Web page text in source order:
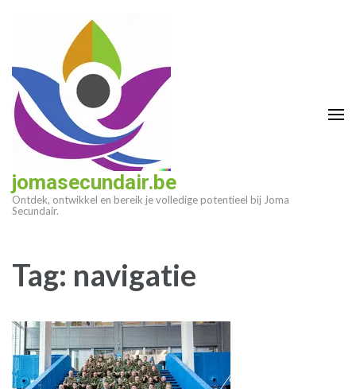
(druk
enter)
jomasecundair.be
Ontdek, ontwikkel en bereik je volledige potentieel bij Joma
Secundair.
Tag: navigatie